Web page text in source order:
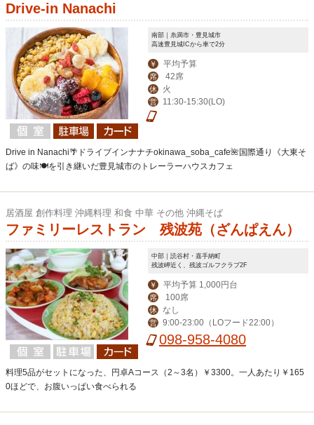
Drive-in Nanachi
南部｜糸満市・豊見城市
高速豊見城ICから車で2分
￥ 平均予算
席 42席
休 火
営 11:30-15:30(LO)
Drive in Nanachi🌴ドライブインナナチokinawa_soba_cafe🌺国際通り《大東そ
ば》の味🍽を引き継いだ豊見城市のトレーラーハウスカフェ
居酒屋 創作料理 沖縄料理 和食 中華 その他 沖縄そば
ファミリーレストラン 残波苑（ざんぱえん）
中部｜読谷村・嘉手納町
残波岬近く、残波ゴルフクラブ2F
￥ 平均予算 1,000円台
席 100席
休 なし
営 9:00-23:00（LOフード22:00）
098-958-4080
料理5品がセットになった、円卓Aコース（2～3名）￥3300。一人あたり￥165
0ほどで、お腹いっぱい食べられる